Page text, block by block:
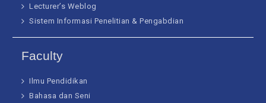
Lecturer’s Weblog
Sistem Informasi Penelitian & Pengabdian
Faculty
Ilmu Pendidikan
Bahasa dan Seni